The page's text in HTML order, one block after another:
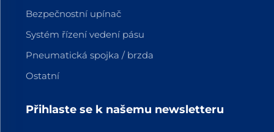
Bezpečnostní upínač
Systém řízení vedení pásu
Pneumatická spojka / brzda
Ostatní
Přihlaste se k našemu newsletteru